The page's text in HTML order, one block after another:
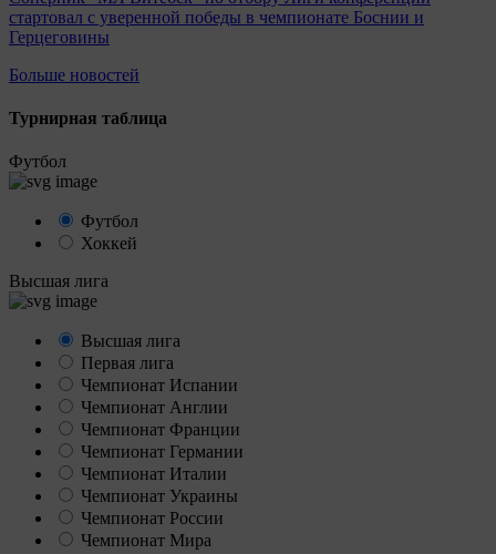
стартовал с уверенной победы в чемпионате Боснии и
Герцеговины
Больше новостей
Турнирная таблица
Футбол
Футбол
Хоккей
Высшая лига
Высшая лига
Первая лига
Чемпионат Испании
Чемпионат Англии
Чемпионат Франции
Чемпионат Германии
Чемпионат Италии
Чемпионат Украины
Чемпионат России
Чемпионат Мира